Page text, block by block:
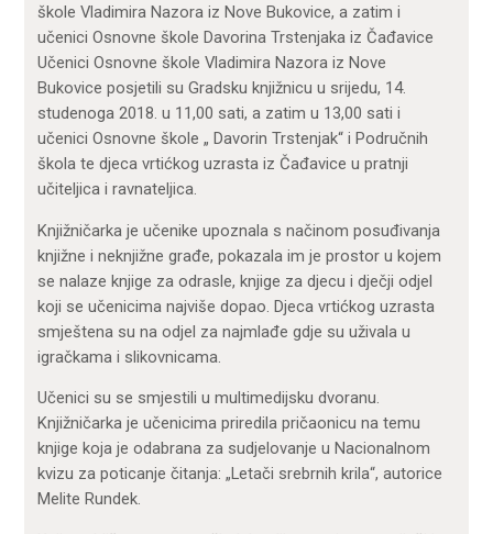
škole Vladimira Nazora iz Nove Bukovice, a zatim i
učenici Osnovne škole Davorina Trstenjaka iz Čađavice
Učenici Osnovne škole Vladimira Nazora iz Nove
Bukovice posjetili su Gradsku knjižnicu u srijedu, 14.
studenoga 2018. u 11,00 sati, a zatim u 13,00 sati i
učenici Osnovne škole „ Davorin Trstenjak“ i Područnih
škola te djeca vrtićkog uzrasta iz Čađavice u pratnji
učiteljica i ravnateljica.
Knjižničarka je učenike upoznala s načinom posuđivanja
knjižne i neknjižne građe, pokazala im je prostor u kojem
se nalaze knjige za odrasle, knjige za djecu i dječji odjel
koji se učenicima najviše dopao. Djeca vrtićkog uzrasta
smještena su na odjel za najmlađe gdje su uživala u
igračkama i slikovnicama.
Učenici su se smjestili u multimedijsku dvoranu.
Knjižničarka je učenicima priredila pričaonicu na temu
knjige koja je odabrana za sudjelovanje u Nacionalnom
kvizu za poticanje čitanja: „Letači srebrnih krila“, autorice
Melite Rundek.